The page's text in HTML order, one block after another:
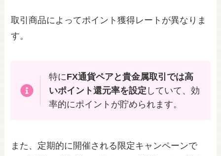
取引商品によってポイント獲得レートが異なりま
す。
特にFX通貨ペアと貴金属取引では高
いポイント還元率を設定 していて、効
率的にポイントが貯められます。
また、定期的に開催される限定キャンペーンで